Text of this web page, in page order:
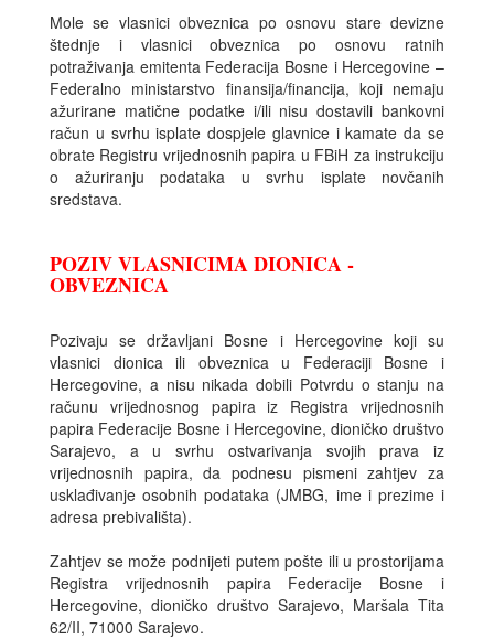
Mole se vlasnici obveznica po osnovu stare devizne
štednje i vlasnici obveznica po osnovu ratnih
potraživanja emitenta Federacija Bosne i Hercegovine –
Federalno ministarstvo finansija/financija, koji nemaju
ažurirane matične podatke i/ili nisu dostavili bankovni
račun u svrhu isplate dospjele glavnice i kamate da se
obrate Registru vrijednosnih papira u FBiH za instrukciju
o ažuriranju podataka u svrhu isplate novčanih
sredstava.
POZIV VLASNICIMA DIONICA -
OBVEZNICA
Pozivaju se državljani Bosne i Hercegovine koji su
vlasnici dionica ili obveznica u Federaciji Bosne i
Hercegovine, a nisu nikada dobili Potvrdu o stanju na
računu vrijednosnog papira iz Registra vrijednosnih
papira Federacije Bosne i Hercegovine, dioničko društvo
Sarajevo, a u svrhu ostvarivanja svojih prava iz
vrijednosnih papira, da podnesu pismeni zahtjev za
usklađivanje osobnih podataka (JMBG, ime i prezime i
adresa prebivališta).
Zahtjev se može podnijeti putem pošte ili u prostorijama
Registra vrijednosnih papira Federacije Bosne i
Hercegovine, dioničko društvo Sarajevo, Maršala Tita
62/II, 71000 Sarajevo.